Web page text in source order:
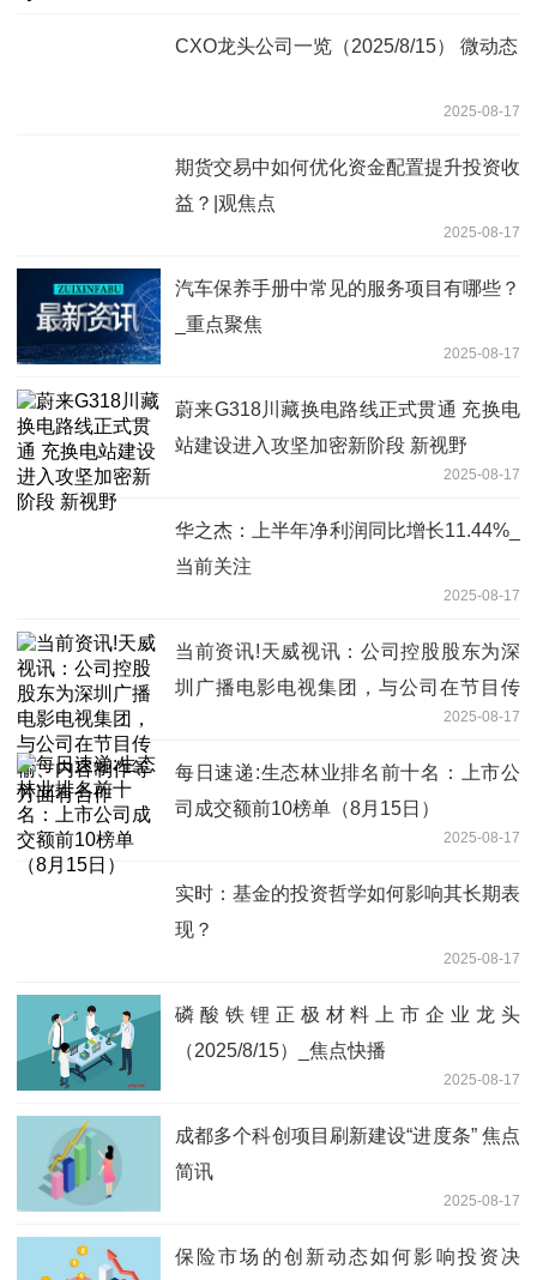
CXO龙头公司一览（2025/8/15） 微动态
2025-08-17
期货交易中如何优化资金配置提升投资收
益？|观焦点
2025-08-17
汽车保养手册中常见的服务项目有哪些？
_重点聚焦
2025-08-17
蔚来G318川藏换电路线正式贯通 充换电
站建设进入攻坚加密新阶段 新视野
2025-08-17
华之杰：上半年净利润同比增长11.44%_
当前关注
2025-08-17
当前资讯!天威视讯：公司控股股东为深
圳广播电影电视集团，与公司在节目传
2025-08-17
每日速递:生态林业排名前十名：上市公
司成交额前10榜单（8月15日）
2025-08-17
实时：基金的投资哲学如何影响其长期表
现？
2025-08-17
磷酸铁锂正极材料上市企业龙头
（2025/8/15）_焦点快播
2025-08-17
成都多个科创项目刷新建设“进度条” 焦点
简讯
2025-08-17
保险市场的创新动态如何影响投资决